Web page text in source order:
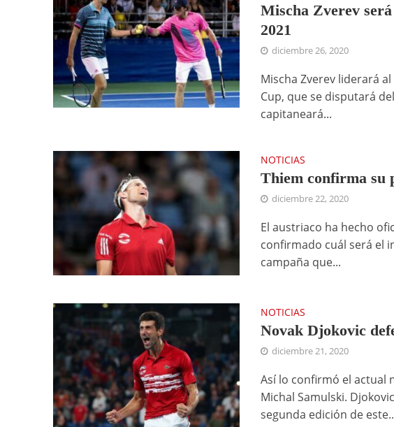
Mischa Zverev
2021
diciembre 26, 2020
Mischa Zverev liderará
Cup, que se disputará
capitaneará...
NOTICIAS
Thiem confirma su
diciembre 22, 2020
El austriaco ha hecho
confirmado cuál será el
campaña que...
NOTICIAS
Novak Djokovic
diciembre 21, 2020
Así lo confirmó el actual
Michal Samulski.
segunda edición de